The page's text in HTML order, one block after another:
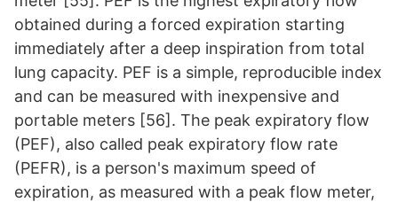
obtained during a forced expiration starting
immediately after a deep inspiration from total
lung capacity. PEF is a simple, reproducible index
and can be measured with inexpensive and
portable meters [56]. The peak expiratory flow
(PEF), also called peak expiratory flow rate
(PEFR), is a person's maximum speed of
expiration, as measured with a peak flow meter,